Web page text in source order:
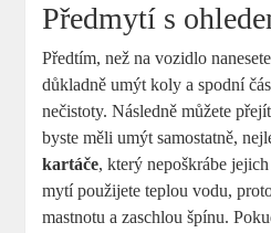
Předmytí s
Předtím, než na vozidlo
důkladně umýt koly a spodní
nečistoty. Následně můžete
byste měli umýt samostatně,
kartáče, který nepoškrábe
mytí použijete teplou vodu,
mastnotu a zaschlou špínu.